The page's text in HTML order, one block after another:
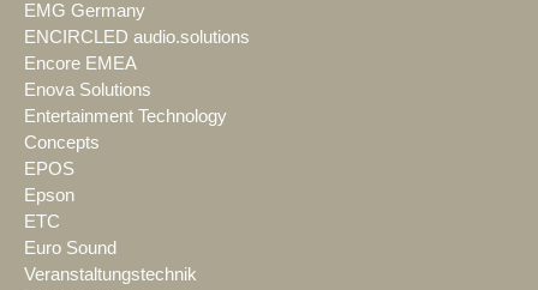
EMG Germany
ENCIRCLED audio.solutions
Encore EMEA
Enova Solutions
Entertainment Technology
Concepts
EPOS
Epson
ETC
Euro Sound
Veranstaltungstechnik